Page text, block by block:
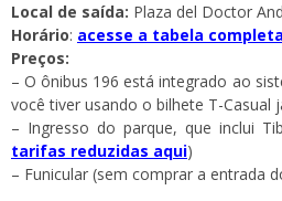
Local de saída: Plaza del Doctor
Horário: acesse a tabela
Preços:
– O ônibus 196 está integrado ao
você tiver usando o bilhete T-Casual
– Ingresso do parque, que inclui
tarifas reduzidas aqui)
– Funicular (sem comprar a entrada